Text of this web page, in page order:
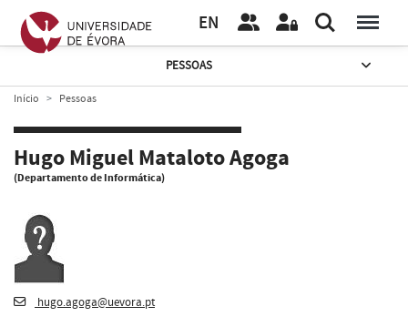
EN
PESSOAS
Início Pessoas
Hugo Miguel Mataloto Agoga
(Departamento de Informática)
hugo.agoga@uevora.pt